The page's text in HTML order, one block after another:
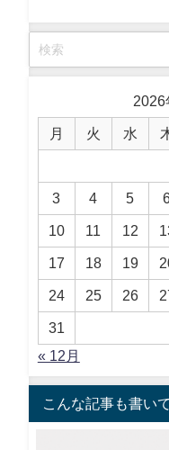
2026
月 火 水
3 4 5
10 11 12
17 18 19
24 25 26
31
« 12月
こんな記事も書い